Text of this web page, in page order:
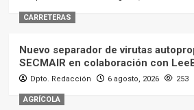
CARRETERAS
Nuevo separador de virutas
SECMAIR en colaboración con
Dpto. Redacción 6 agosto, 2026 253
AGRÍCOLA